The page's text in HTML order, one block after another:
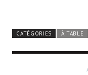
CATÉGORIES À TABLE